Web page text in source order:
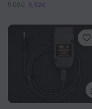
5,00€ 5,92€